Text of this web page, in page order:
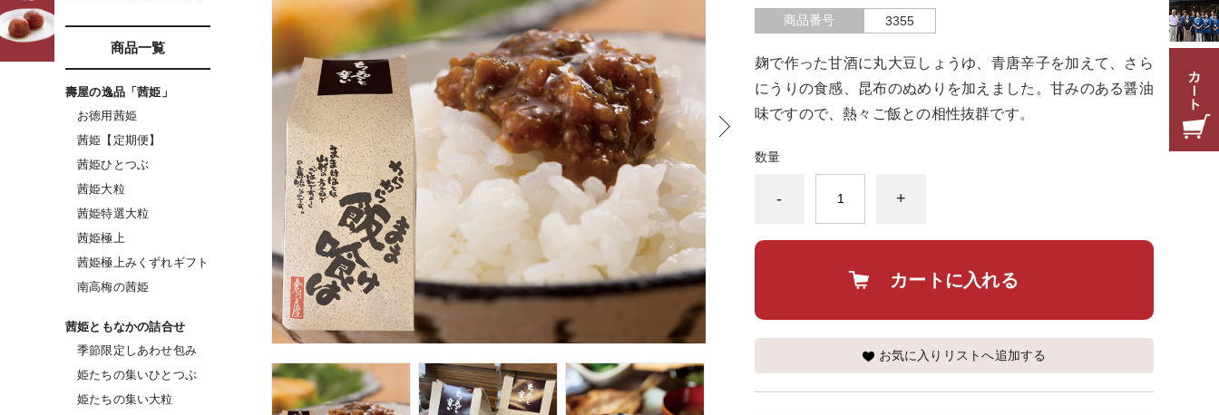
商品番号 3355
麹で作った甘酒に丸大豆しょうゆ、青唐辛子を加えて、さら
にうりの食感、昆布のぬめりを加えました。甘みのある醤油
味ですので、熱々ご飯との相性抜群です。
数量
- +
カートに入れる
お気に入りリストへ追加する
商品一覧
壽屋の逸品「茜姫」
お徳用茜姫
茜姫【定期便】
茜姫ひとつぶ
茜姫大粒
茜姫特選大粒
茜姫極上
茜姫極上みくずれギフト
南高梅の茜姫
茜姫ともなかの詰合せ
季節限定しあわせ包み
姫たちの集いひとつぶ
姫たちの集い大粒